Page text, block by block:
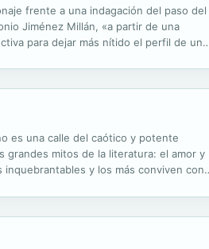
frente a una indagación del paso del
Jiménez Millán, «a partir de una
para dejar más nítido el perfil de un
es una calle del caótico y potente
grandes mitos de la literatura: el amor y
y los más conviven con